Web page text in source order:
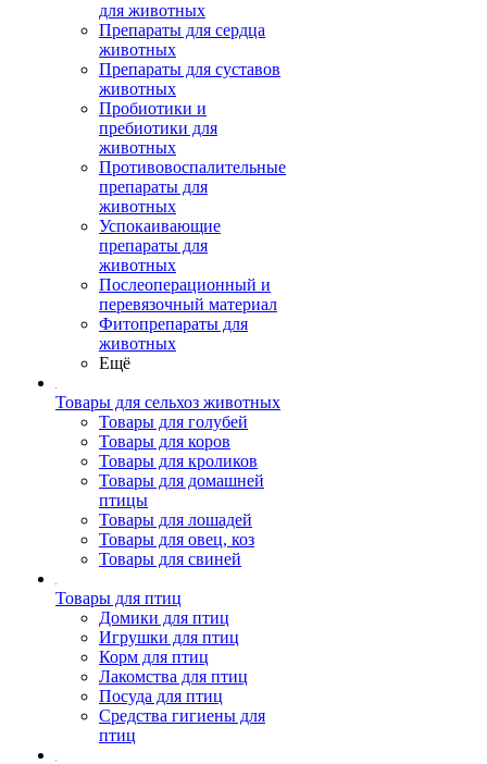
для животных
Препараты для сердца
животных
Препараты для суставов
животных
Пробиотики и
пребиотики для
животных
Противовоспалительные
препараты для
животных
Успокаивающие
препараты для
животных
Послеоперационный и
перевязочный материал
Фитопрепараты для
животных
Ещё
Товары для сельхоз животных
Товары для голубей
Товары для коров
Товары для кроликов
Товары для домашней
птицы
Товары для лошадей
Товары для овец, коз
Товары для свиней
Товары для птиц
Домики для птиц
Игрушки для птиц
Корм для птиц
Лакомства для птиц
Посуда для птиц
Средства гигиены для
птиц